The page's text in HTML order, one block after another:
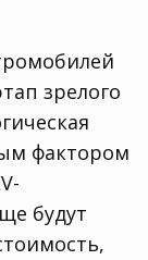
зрелого
фактором
будут